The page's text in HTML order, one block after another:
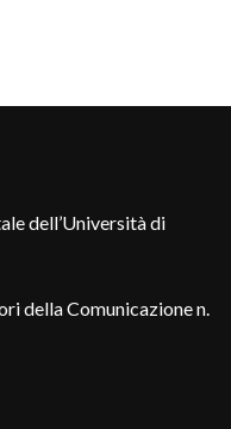
dell’Università di
della Comunicazione n.